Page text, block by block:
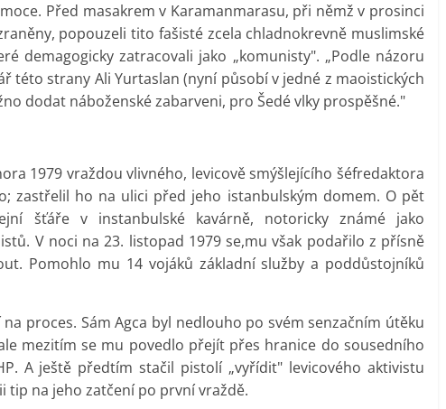
Před masakrem v Karamanmarasu, při němž v prosinci
popouzeli tito fašisté zcela chladnokrevně muslimské
demagogicky zatracovali jako „komunisty". „Podle názoru
této strany Ali Yurtaslan (nyní působí v jedné z maoistických
dodat náboženské zabarveni, pro Šedé vlky prospěšné."
1979 vraždou vlivného, levicově smýšlejícího šéfredaktora
zastřelil ho na ulici před jeho istanbulským domem. O pět
šťáře v instanbulské kavárně, notoricky známé jako
V noci na 23. listopad 1979 se,mu však podařilo z přísně
Pomohlo mu 14 vojáků základní služby a poddůstojníků
proces. Sám Agca byl nedlouho po svém senzačním útěku
mezitím se mu povedlo přejít přes hranice do sousedního
A ještě předtím stačil pistolí „vyřídit" levicového aktivistu
tip na jeho zatčení po první vraždě.